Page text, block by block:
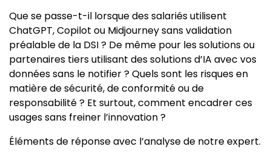
Que se passe-t-il lorsque des salariés utilisent
ChatGPT, Copilot ou Midjourney sans validation
préalable de la DSI ? De même pour les solutions ou
partenaires tiers utilisant des solutions d’IA avec vos
données sans le notifier ? Quels sont les risques en
matière de sécurité, de conformité ou de
responsabilité ? Et surtout, comment encadrer ces
usages sans freiner l’innovation ?
Éléments de réponse avec l’analyse de notre expert.